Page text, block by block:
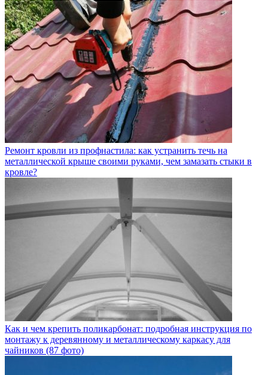
Ремонт кровли из профнастила: как устранить течь на
металлической крыше своими руками, чем замазать стыки в
кровле?
Как и чем крепить поликарбонат: подробная инструкция по
монтажу к деревянному и металлическому каркасу для
чайников (87 фото)